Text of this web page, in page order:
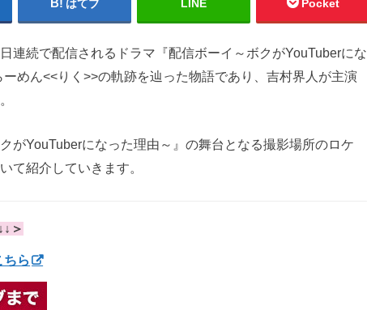
はてブ LINE Pocket
連続で配信されるドラマ『配信ボーイ～ボクがYouTuberにな
めん<<りく>>の軌跡を辿った物語であり、吉村界人が主演
がYouTuberになった理由～』の舞台となる撮影場所のロケ
て紹介していきます。
＞
ちら